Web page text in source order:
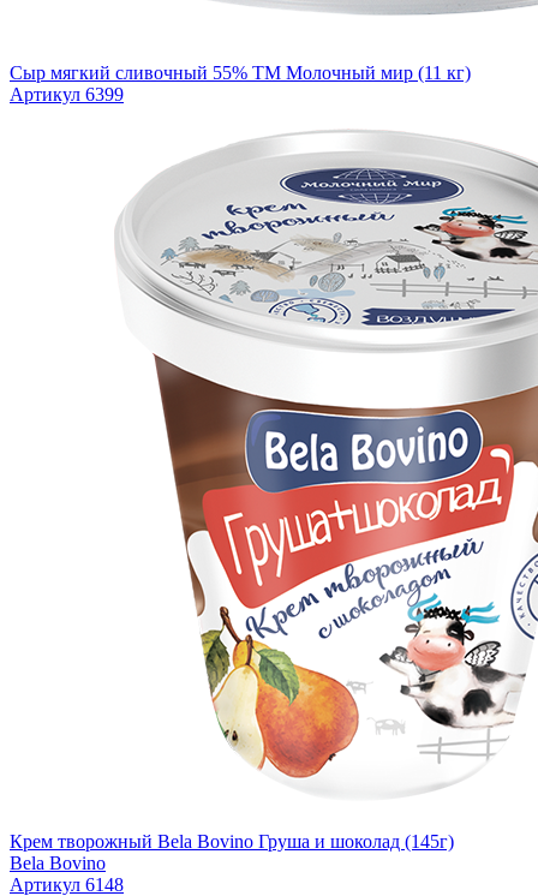
Сыр мягкий сливочный 55% ТМ Молочный мир (11 кг)
Артикул 6399
Крем творожный Bela Bovino Груша и шоколад (145г)
Bela Bovino
Артикул 6148